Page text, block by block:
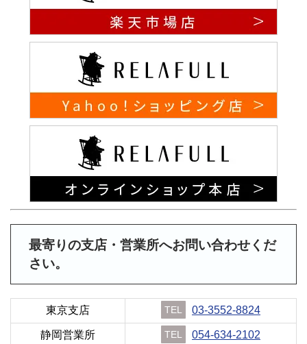
最寄りの支店・営業所へお問い合わせくだ
さい。
東京支店 TEL 03-3552-8824
静岡営業所 TEL 054-634-2102